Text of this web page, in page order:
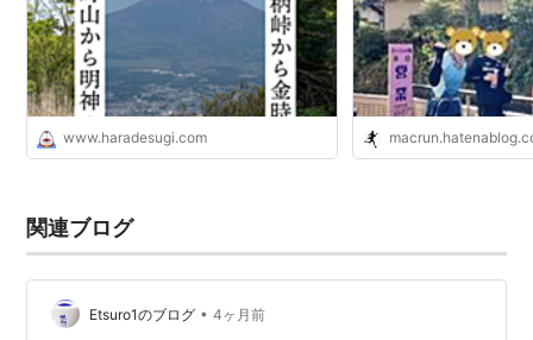
www.haradesugi.com
関連ブログ
Etsuro1のブログ • 4ヶ月前